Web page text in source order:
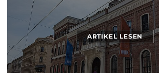
ARTIKEL LESEN